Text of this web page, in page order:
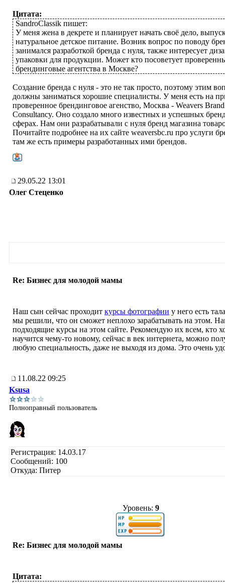
Цитата:
SandroClassik пишет:
У меня жена в декрете и планирует начать своё дело,
натуральное детское питание. Возник вопрос по поводу
занимался разработкой бренда с нуля, также интересует
упаковки для продукции. Может кто посоветует
брендинговые агентства в Москве?
Создание бренда с нуля - это не так просто, поэтому этим
должны заниматься хорошие специалисты. У меня есть на
проверенное брендинговое агенство, Москва - Weavers Brand
Consultancy. Оно создало много известных и успешных
сферах. Нам они разрабатывали с нуля бренд магазина
Почитайте подробнее на их сайте weaversbc.ru про услуги
там же есть примеры разработанных ими брендов.
29.05.22 13:01
Олег Стеценко
Re: Бизнес для молодой мамы
Наш сын сейчас проходит курсы фотографии у него есть
мы решили, что он сможет неплохо зарабатывать на этом.
подходящие курсы на этом сайте. Рекомендую их всем, кто
научится чему-то новому, сейчас в век интернета, можно
любую специальность, даже не выходя из дома. Это очень
11.08.22 09:25
Ksusa
Полноправный пользователь
Регистрация: 14.03.17
Сообщений: 100
Откуда: Питер
Уровень: 9
Re: Бизнес для молодой мамы
Цитата: